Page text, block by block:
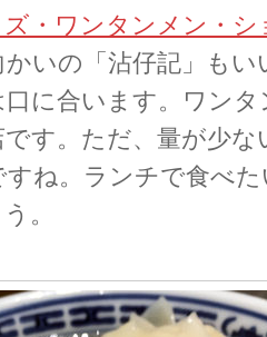
・ワンタンメン・シ
いの「沾仔記」もい
に合います。ワン
す。ただ、量が少
すね。ランチで食べ
。